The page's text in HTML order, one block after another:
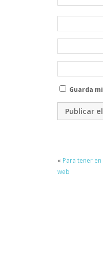
Guarda
« Para tener
web